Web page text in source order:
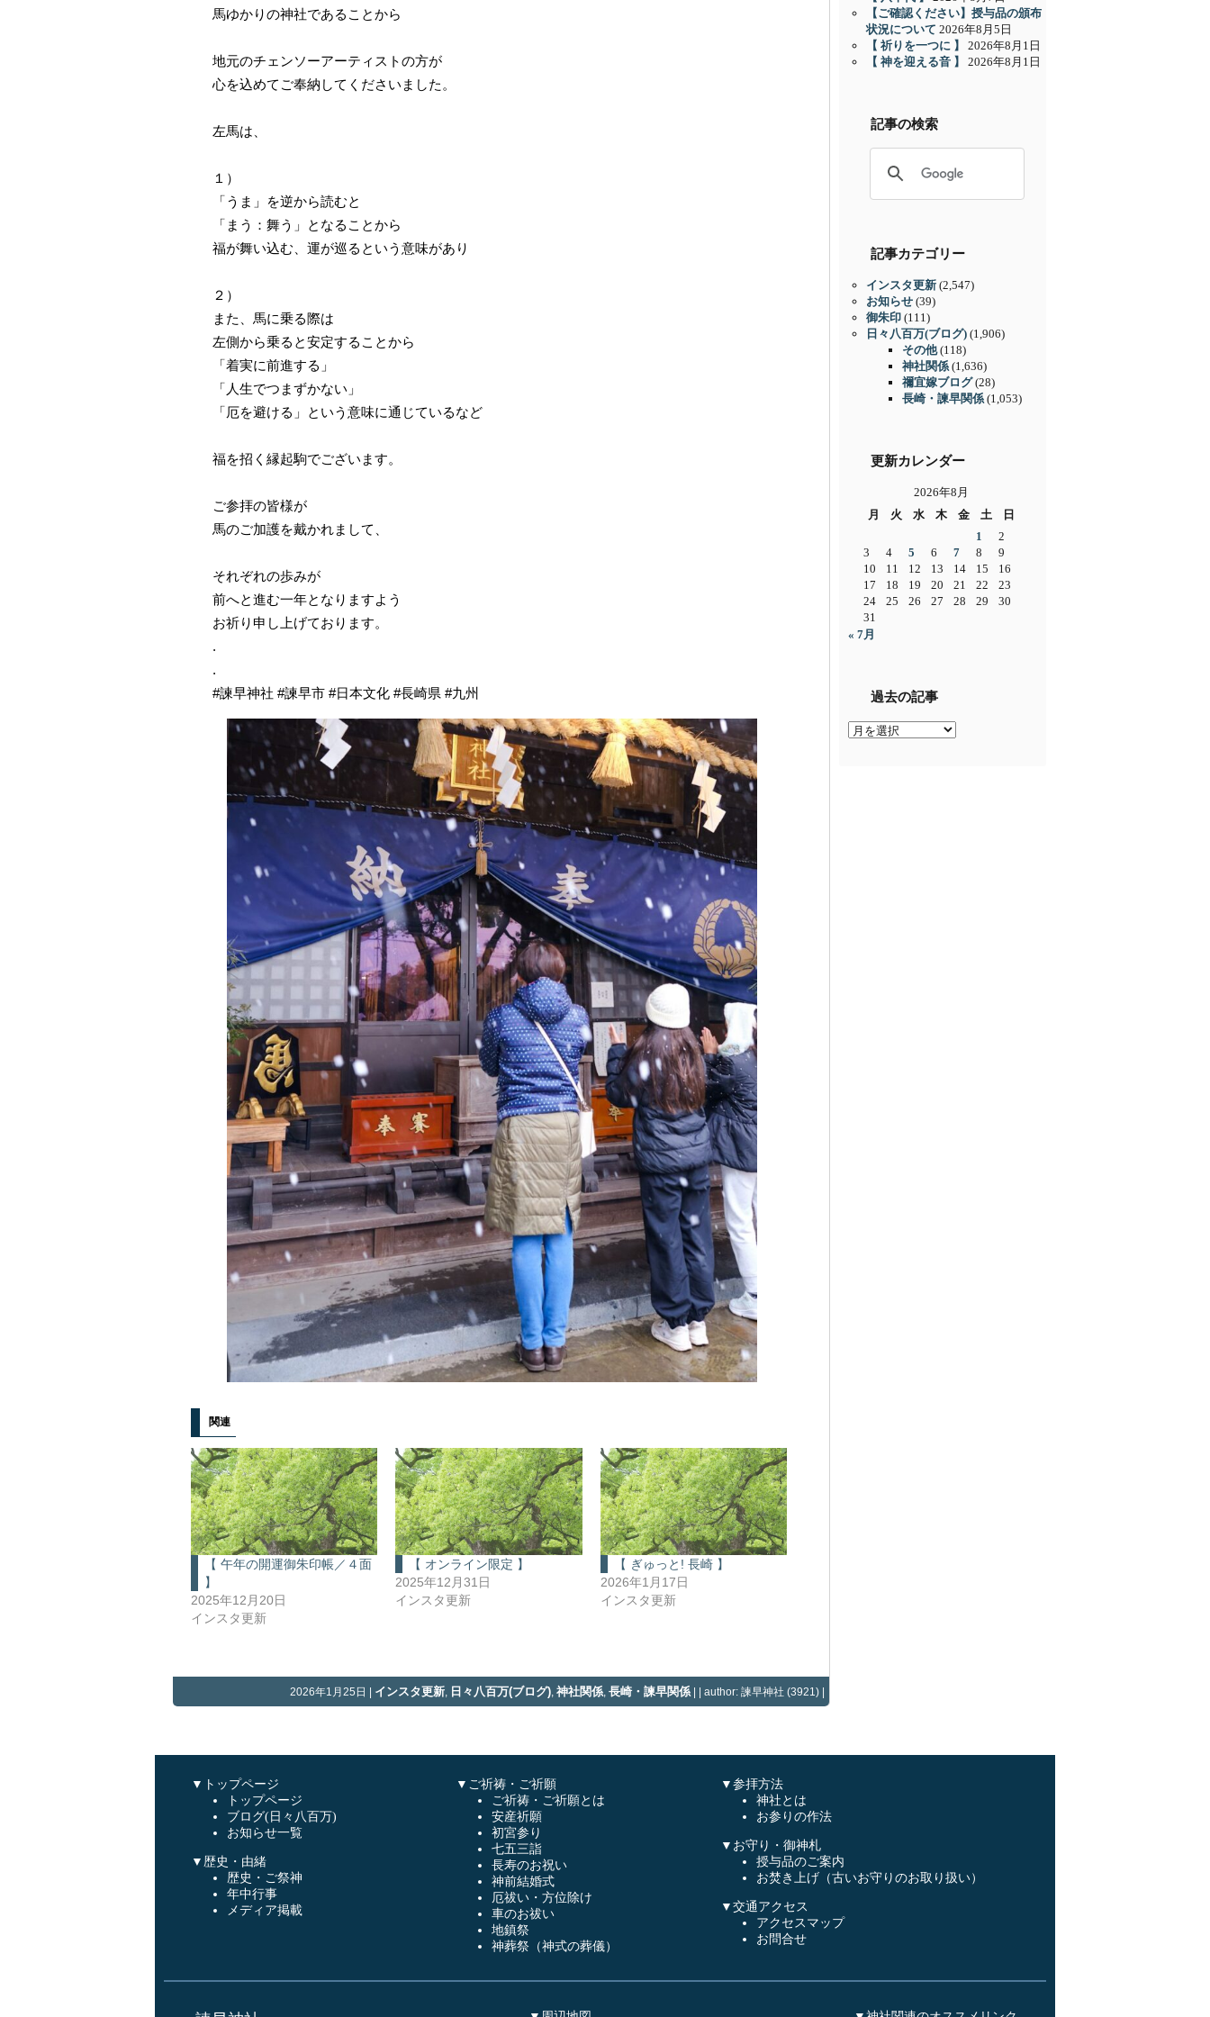
馬ゆかりの神社であることから
地元のチェンソーアーティストの方が
心を込めてご奉納してくださいました。
左馬は、
１）
「うま」を逆から読むと
「まう：舞う」となることから
福が舞い込む、運が巡るという意味があり
２）
また、馬に乗る際は
左側から乗ると安定することから
「着実に前進する」
「人生でつまずかない」
「厄を避ける」という意味に通じているなど
福を招く縁起駒でございます。
ご参拝の皆様が
馬のご加護を戴かれまして、
それぞれの歩みが
前へと進む一年となりますよう
お祈り申し上げております。
.
.
#諫早神社 #諫早市 #日本文化 #長崎県 #九州
関連
【 午年の開運御朱印帳／４面
】
2025年12月20日
インスタ更新
【 オンライン限定 】
2025年12月31日
インスタ更新
【 ぎゅっと! 長崎 】
2026年1月17日
インスタ更新
2026年1月25日 | インスタ更新 日々八百万(ブログ) 神社関係 長崎・諫早関係 | | author: 諫早神社 (3921) |
【ご確認ください】授与品の頒布
状況について 2026年8月5日
【 祈りを一つに 】
2026年8月1日
【 神を迎える音 】
2026年8月1日
記事の検索
記事カテゴリー
インスタ更新 (2,547)
お知らせ (39)
御朱印 (111)
日々八百万(ブログ) (1,906)
その他(118)
神社関係 (1,636)
禰宜嫁ブログ(28)
長崎・諫早関係 (1,053)
更新カレンダー
2026年8月
月
火 水 木 金 土
日
1
2
3
4 5 6 7 8
9
10
11 12 13 14 15
16
17
18 19 20 21 22
23
24
25 26 27 28 29
30
31
« 7月
過去の記事
過
▼トップページ
トップページ
ブログ(日々八百万)
お知らせ一覧
▼歴史・由緒
歴史・ご祭神
年中行事
メディア掲載
▼ご祈祷・ご祈願
ご祈祷・ご祈願とは
安産祈願
初宮参り
七五三詣
長寿のお祝い
神前結婚式
厄祓い・方位除け
車のお祓い
地鎮祭
神葬祭（神式の葬儀）
▼参拝方法
神社とは
お参りの作法
▼お守り・御神札
授与品のご案内
お焚き上げ（古いお守りのお取り扱い）
▼交通アクセス
アクセスマップ
お問合せ